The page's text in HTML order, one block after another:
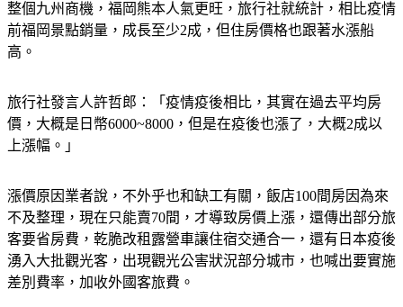
整個九州商機，福岡熊本人氣更旺，旅行社就統計，相比疫情
前福岡景點銷量，成長至少2成，但住房價格也跟著水漲船
高。
旅行社發言人許哲郎：「疫情疫後相比，其實在過去平均房
價，大概是日幣6000~8000，但是在疫後也漲了，大概2成以
上漲幅。」
漲價原因業者說，不外乎也和缺工有關，飯店100間房因為來
不及整理，現在只能賣70間，才導致房價上漲，還傳出部分旅
客要省房費，乾脆改租露營車讓住宿交通合一，還有日本疫後
湧入大批觀光客，出現觀光公害狀況部分城市，也喊出要實施
差別費率，加收外國客旅費。